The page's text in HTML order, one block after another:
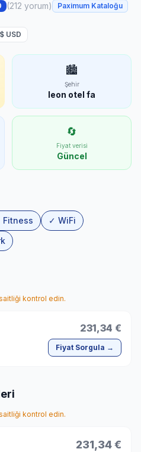
(212 yorum) Paximum Kataloğu
$ USD
🏙
Şehir
leon otel fa
🔄
Fiyat verisi
Güncel
Fitness
✓ WiFi
kontrol edin.
231,34 €
Fiyat Sorgula →
kontrol edin.
231,34 €